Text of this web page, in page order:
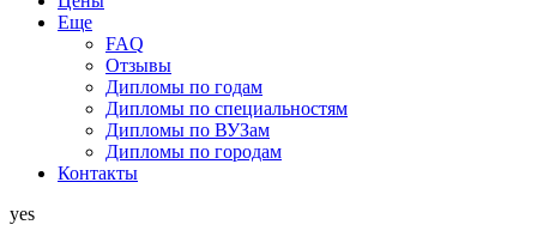
Еще
FAQ
Отзывы
Дипломы по годам
Дипломы по специальностям
Дипломы по ВУЗам
Дипломы по городам
Контакты
yes